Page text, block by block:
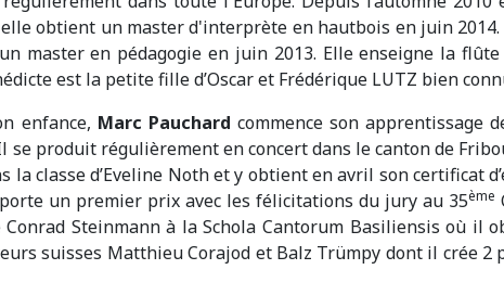
obtient un master d'interprète en hautbois en juin
master en pédagogie en juin 2013. Elle enseigne la
est la petite fille d’Oscar et Frédérique LUTZ bien
enfance, Marc Pauchard commence son apprentissage
se produit régulièrement en concert dans le canton de
la classe d’Eveline Noth et y obtient en avril son certificat
un premier prix avec les félicitations du jury au 35ème
Steinmann à la Schola Cantorum Basiliensis où
suisses Matthieu Corajod et Balz Trümpy dont il crée